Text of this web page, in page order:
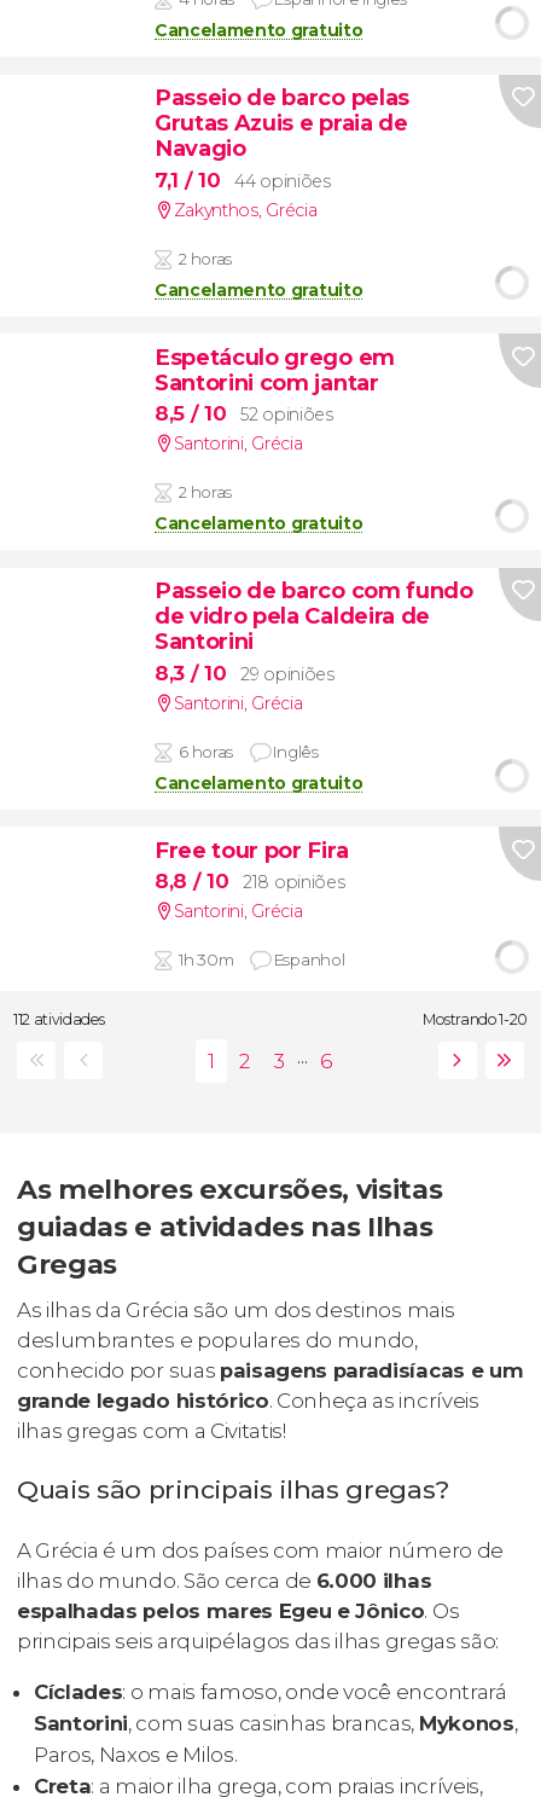
Cancelamento gratuito
Passeio de barco pelas
Grutas Azuis e praia de
Navagio
7,1 / 10
44 opiniões
Zakynthos, Grécia
2 horas
Cancelamento gratuito
Espetáculo grego em
Santorini com jantar
8,5 / 10
52 opiniões
Santorini, Grécia
2 horas
Cancelamento gratuito
Passeio de barco com fundo
de vidro pela Caldeira de
Santorini
8,3 / 10
29 opiniões
Santorini, Grécia
6 horas Inglês
Cancelamento gratuito
Free tour por Fira
8,8 / 10
218 opiniões
Santorini, Grécia
1h 30m Espanhol
112 atividades Mostrando 1-20
...
As melhores excursões, visitas
guiadas e atividades nas Ilhas
Gregas
As ilhas da Grécia são um dos destinos mais
deslumbrantes e populares do mundo,
conhecido por suas paisagens paradisíacas e um
grande legado histórico. Conheça as incríveis
ilhas gregas com a Civitatis!
Quais são principais ilhas gregas?
A Grécia é um dos países com maior número de
ilhas do mundo. São cerca de 6.000 ilhas
espalhadas pelos mares Egeu e Jônico. Os
principais seis arquipélagos das ilhas gregas são:
Cíclades: o mais famoso, onde você encontrará
Santorini, com suas casinhas brancas, Mykonos,
Paros, Naxos e Milos.
Creta: a maior ilha grega, com praias incríveis,